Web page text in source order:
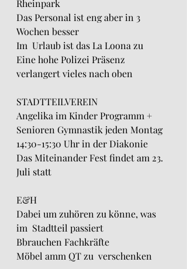
Rheinpark
Das Personal ist eng aber in 3
Wochen besser
Im  Urlaub ist das La Loona zu
Eine hohe Polizei Präsenz
verlangert vieles nach oben
STADTTEILVEREIN
Angelika im Kinder Programm +
Senioren Gymnastik jeden Montag
14:30-15:30 Uhr in der Diakonie
Das Miteinander Fest findet am 23.
Juli statt
E&H
Dabei um zuhören zu könne, was
im  Stadtteil passiert
Bbrauchen Fachkräfte
Möbel amm QT zu  verschenken